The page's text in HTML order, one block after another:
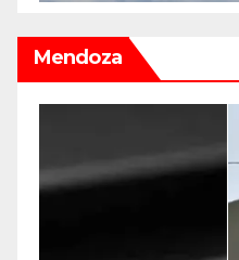
Mendoza